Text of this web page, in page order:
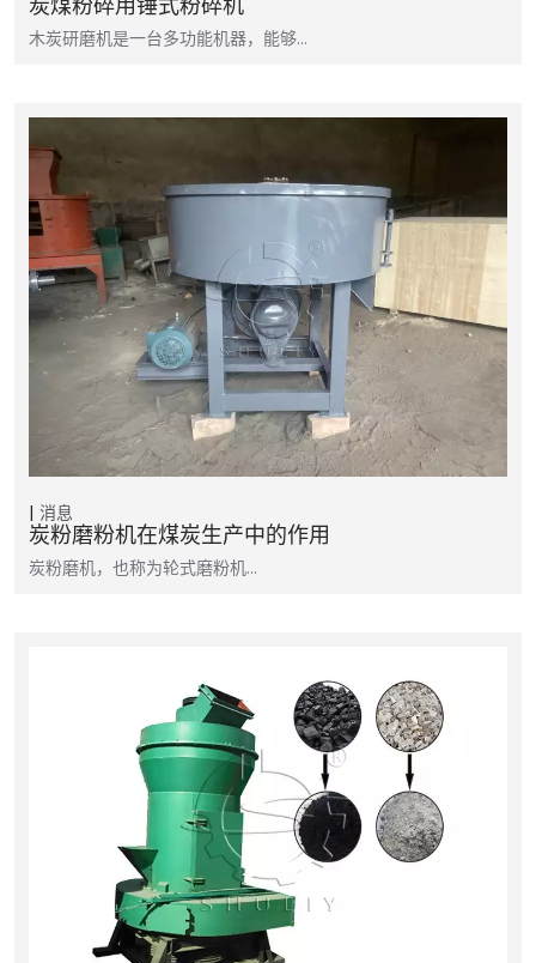
木炭研磨机是一台多功能机器，能够…
消息
炭粉磨粉机在煤炭生产中的作用
炭粉磨机，也称为轮式磨粉机…